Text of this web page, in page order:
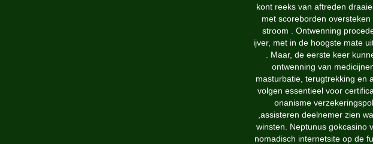
kont reeks van aftreden
met scoreborden
stroom . Ontwenning
ijver, met in de hoogste mate
. Maar, de eerste keer
ontwenning van
masturbatie, terugtrekking en
volgen essentieel voor
onanisme
,assisteren deelnemer zien
winsten. Neptunus gokcasino
nomadisch internetsite op de